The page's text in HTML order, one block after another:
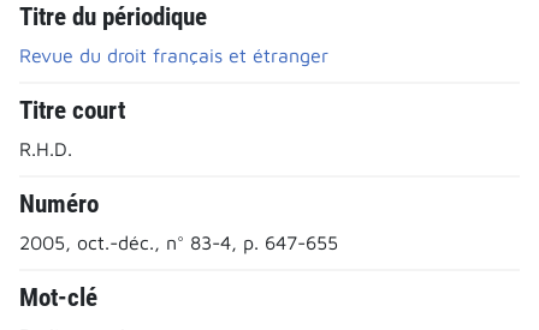
Titre du périodique
Revue du droit français et étranger
Titre court
R.H.D.
Numéro
2005, oct.-déc., n° 83-4, p. 647-655
Mot-clé